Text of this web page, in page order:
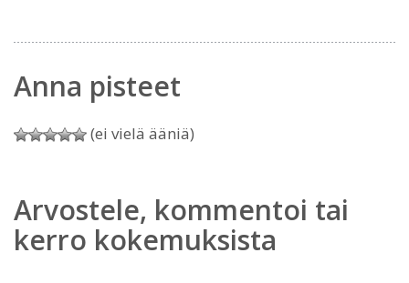
Anna pisteet
(ei vielä ääniä)
Arvostele, kommentoi tai
kerro kokemuksista